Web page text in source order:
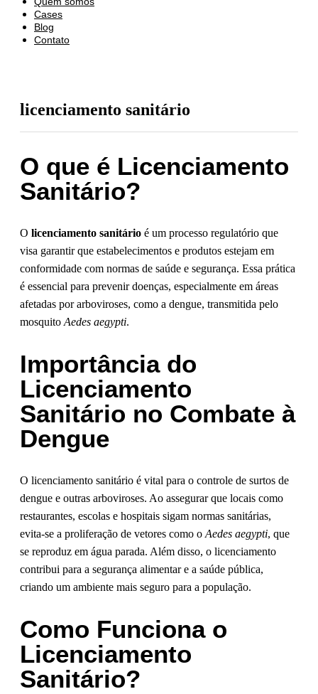
Cases
Blog
Contato
licenciamento sanitário
O que é Licenciamento
Sanitário?
O licenciamento sanitário é um processo regulatório que
visa garantir que estabelecimentos e produtos estejam em
conformidade com normas de saúde e segurança. Essa prática
é essencial para prevenir doenças, especialmente em áreas
afetadas por arboviroses, como a dengue, transmitida pelo
mosquito Aedes aegypti.
Importância do
Licenciamento
Sanitário no Combate à
Dengue
O licenciamento sanitário é vital para o controle de surtos de
dengue e outras arboviroses. Ao assegurar que locais como
restaurantes, escolas e hospitais sigam normas sanitárias,
evita-se a proliferação de vetores como o Aedes aegypti, que
se reproduz em água parada. Além disso, o licenciamento
contribui para a segurança alimentar e a saúde pública,
criando um ambiente mais seguro para a população.
Como Funciona o
Licenciamento
Sanitário?